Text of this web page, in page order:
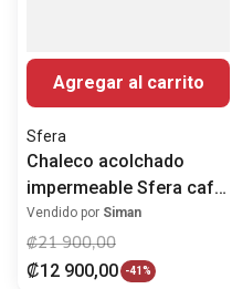
Agregar al carrito
Sfera
Chaleco acolchado
impermeable Sfera café
sólido para hombre
Vendido por Siman
₡21 900,00
₡12 900,00 -41%